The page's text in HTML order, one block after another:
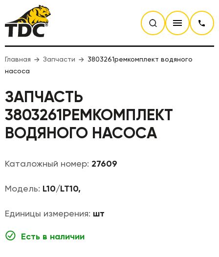
Главная Запчасти
3803261ремкомплект водяного
насоса
ЗАПЧАСТЬ
3803261РЕМКОМПЛЕКТ
ВОДЯНОГО НАСОСА
Каталожный номер: 27609
Модель: L10/LT10,
Единицы измерения: шт
Есть в наличии